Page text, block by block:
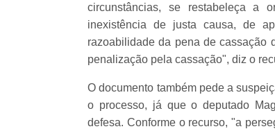
circunstâncias, se restabeleça a
inexistência de justa causa, de
razoabilidade da pena de cassação
penalização pela cassação", diz o
O documento também pede a
o processo, já que o deputado
defesa. Conforme o recurso, "a